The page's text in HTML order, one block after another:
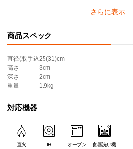
商品スペック
直径(取手込25(31)cm
高さ
3cm
深さ
2cm
重量
1.9kg
対応機器
直火 IH オーブン 食器洗い機